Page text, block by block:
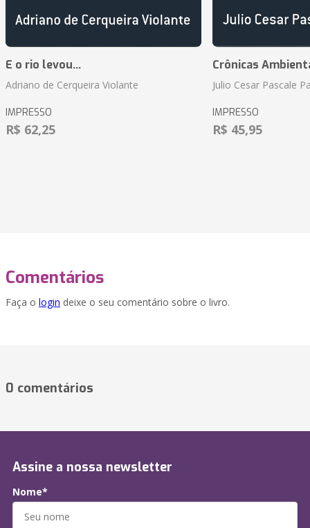
E o rio levou...
Adriano de Cerqueira Violante
IMPRESSO
R$ 62,25
Crônicas
Julio Cesar Pascale
IMPRESSO
R$ 45,95
Comentários
Faça o login deixe o seu comentário sobre o livro.
0 comentários
Assine a nossa newsletter
Nome*